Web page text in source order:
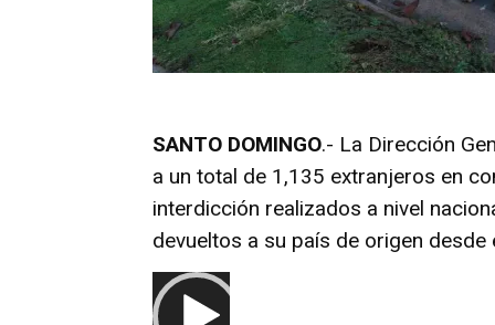
SANTO DOMINGO.- La Dirección
a un total de 1,135 extranjeros en
interdicción realizados a nivel
devueltos a su país de origen
R
e